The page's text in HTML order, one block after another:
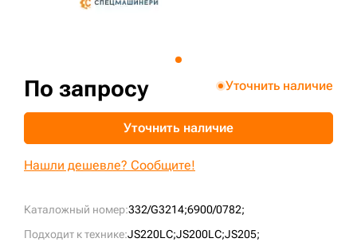
Каталожный номер:332/G3214;6900/0782;
Подходит к технике:JS220LC;JS200LC;JS205;
По запросу Уточнить наличие
Уточнить наличие
Нашли дешевле? Сообщите!